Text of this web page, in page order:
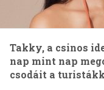
Takky, a csinos
nap mint nap
csodáit a